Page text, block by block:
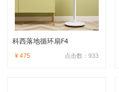
科西落地循环扇F4
点击数：933
¥ 475